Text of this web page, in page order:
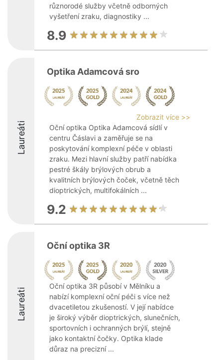
různorodé služby včetně odborných
vyšetření zraku, diagnostiky ...
8.9
Laureáti
Optika Adamcová sro
Zobrazit více >>
Oční optika Optika Adamcová sídlí v
centru Čáslavi a zaměřuje se na
poskytování komplexní péče v oblasti
zraku. Mezi hlavní služby patří nabídka
pestré škály brýlových obrub a
kvalitních brýlových čoček, včetně těch
dioptrických, multifokálních ...
9.2
Laureáti
Oční optika 3R
Oční optika 3R působí v Mělníku a
nabízí komplexní oční péči s více než
dvacetiletou zkušeností. V její nabídce
je široký výběr dioptrických, slunečních,
sportovních i ochranných brýlí, stejně
jako kontaktní čočky. Optika klade
důraz na precizní ...